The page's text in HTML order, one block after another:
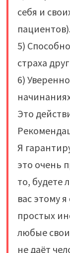
себя и
пациентов).
5)
страха
6)
Это
Я
это очень
то, будете
вас этому
простых
любые
не даёт